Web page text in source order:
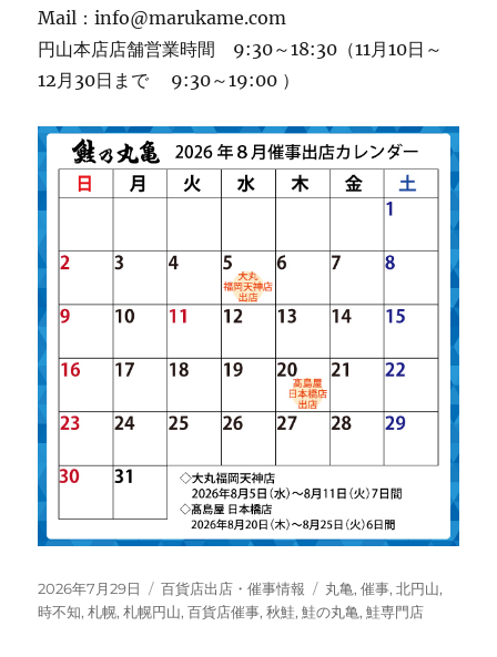
Mail：info@marukame.com
円山本店店舗営業時間 9:30～18:30（11月10日～
12月30日まで 9:30～19:00 ）
投
稿
2026年7月29日
カ
テ
百貨店出店・催事情報
タ
グ
丸亀,催事,北円山,
時不知,札幌,札幌円山,百貨店催事,秋鮭,鮭の丸亀,鮭専門店